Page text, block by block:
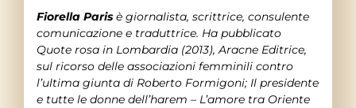
Fiorella Paris è giornalista, scrittrice, consulente
comunicazione e traduttrice. Ha pubblicato
Quote rosa in Lombardia (2013), Aracne Editrice,
sul ricorso delle associazioni femminili contro
l’ultima giunta di Roberto Formigoni; Il presidente
e tutte le donne dell’harem – L’amore tra Oriente